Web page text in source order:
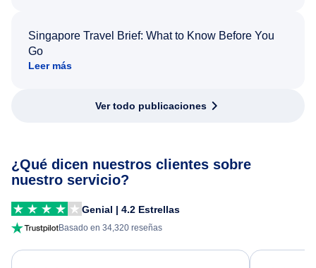
Singapore Travel Brief: What to Know Before You
Go
Leer más
Ver todo publicaciones
¿Qué dicen nuestros clientes sobre
nuestro servicio?
Genial | 4.2 Estrellas
Basado en 34,320 reseñas